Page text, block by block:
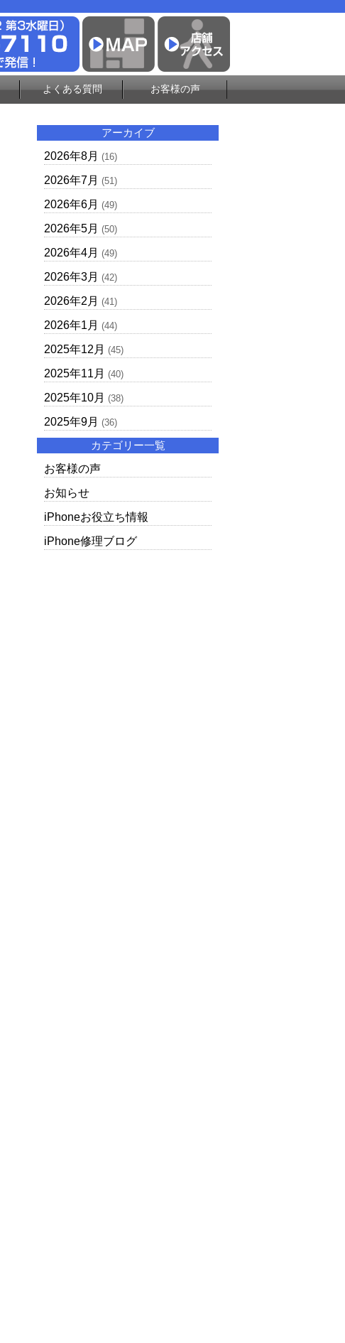
よくある質問 お客様の声
アーカイブ
2026年8月 (16)
2026年7月 (51)
2026年6月 (49)
2026年5月 (50)
2026年4月 (49)
2026年3月 (42)
2026年2月 (41)
2026年1月 (44)
2025年12月 (45)
2025年11月 (40)
2025年10月 (38)
2025年9月 (36)
カテゴリー一覧
お客様の声
お知らせ
iPhoneお役立ち情報
iPhone修理ブログ